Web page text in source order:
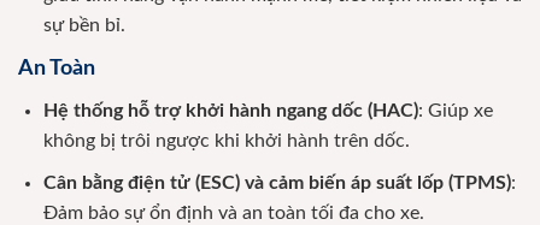
sự bền bỉ.
An Toàn
Hệ thống hỗ trợ khởi hành ngang dốc (HAC): Giúp xe
không bị trôi ngược khi khởi hành trên dốc.
Cân bằng điện tử (ESC) và cảm biến áp suất lốp (TPMS):
Đảm bảo sự ổn định và an toàn tối đa cho xe.